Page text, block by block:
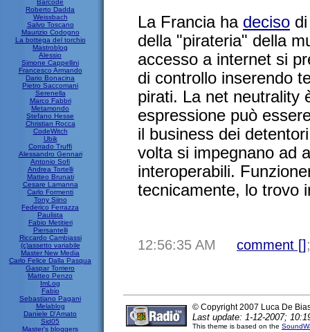
Barcode
Roberto Dadda
Weissbach
Salvo Toscano
Maurizio Codogno
La bottega del torchio
Mastroblog
Alessio
Simone Cappellini
Francesco Armando
Dario Bonacina
Pietro Saccomani
Serenella
Marco Fabbri
Metamondo
Stefano Hesse
Christian Rocca
CodeWitch
Ubik
Corrado Truffi
Alessandro Gennari
Antonio Sofi
Andrea Tortelli
Matteo Brunati
Cesare Lamanna
Carlo Formenti
Tony Siino
Federico Ferrazza
Paulista
Fabio Metitieri
Piersantelli
Riccardo Cambiassi
(c)assetto variabile
Master New Media
Carlo Felice Dalla Pasqua
Gaspar Torriero
Matteo Penzo
ImLog
Fabio
Sebastiano Pagani
Melablog
Daniele D'Amato
Sid05
Master's bloggers
La Francia ha deciso
della "pirateria" della
accesso a internet si
di controllo inserendo
pirati. La net neutrality
espressione può
il business dei
volta si impegnano ad
interoperabili.
tecnicamente, lo trovo
12:56:35 AM comment [] ;
© Copyright 2007 Luca De
Last update: 1-12-2007;
This theme is based on the